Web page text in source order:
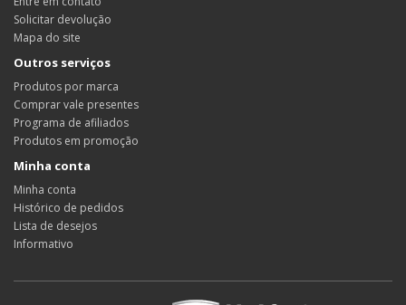
Solicitar devolução
Mapa do site
Outros serviços
Produtos por marca
Comprar vale presentes
Programa de afiliados
Produtos em promoção
Minha conta
Minha conta
Histórico de pedidos
Lista de desejos
Informativo